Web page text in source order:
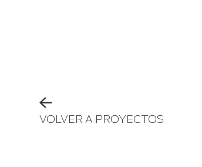
VOLVER A PROYECTOS